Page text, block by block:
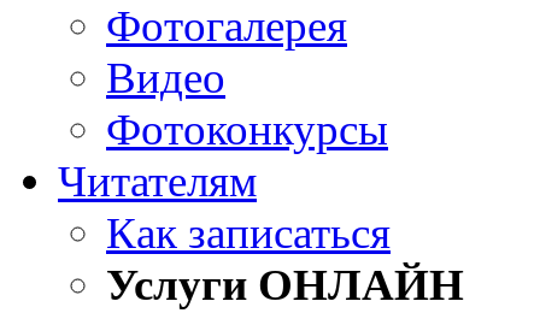
Фотогалерея
Видео
Фотоконкурсы
Читателям
Как записаться
Услуги ОНЛАЙН